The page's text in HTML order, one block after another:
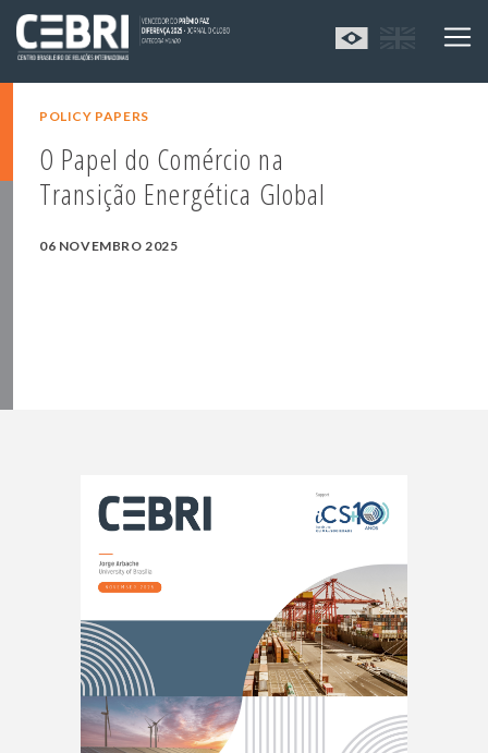
POLICY PAPERS
O Papel do Comércio na
Transição Energética Global
06 NOVEMBRO 2025